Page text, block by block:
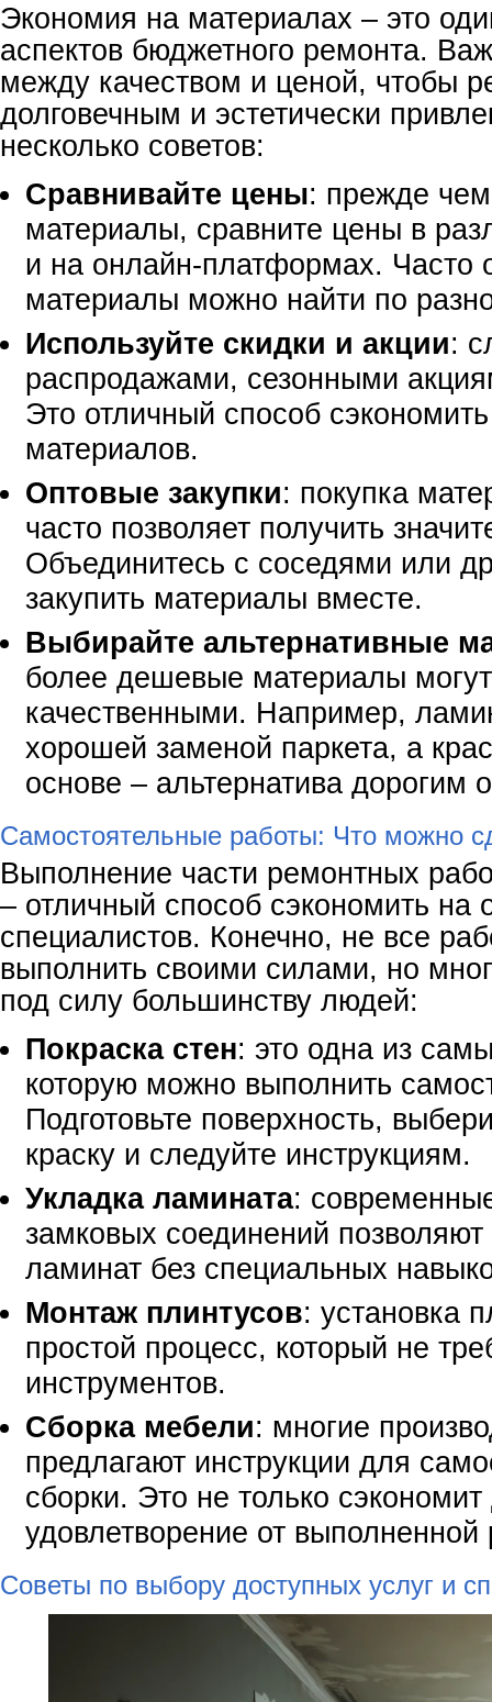
Экономия на материалах – это
аспектов бюджетного ремонта.
между качеством и ценой, чтобы
долговечным и эстетически
несколько советов:
Сравнивайте цены: прежде чем
материалы, сравните цены в
и на онлайн-платформах. Часто
материалы можно найти по
Используйте скидки и акции:
распродажами, сезонными
Это отличный способ
материалов.
Оптовые закупки: покупка
часто позволяет получить
Объединитесь с соседями или
закупить материалы вместе.
Выбирайте альтернативные
более дешевые материалы
качественными. Например,
хорошей заменой паркета, а
основе – альтернатива дорогим
Самостоятельные работы: Что можно
Выполнение части ремонтных
– отличный способ сэкономить на
специалистов. Конечно, не все
выполнить своими силами, но
под силу большинству людей:
Покраска стен: это одна из
которую можно выполнить
Подготовьте поверхность,
краску и следуйте инструкциям.
Укладка ламината:
замковых соединений позволяют
ламинат без специальных
Монтаж плинтусов: установка
простой процесс, который не
инструментов.
Сборка мебели: многие
предлагают инструкции для
сборки. Это не только
удовлетворение от выполненной
Советы по выбору доступных услуг и